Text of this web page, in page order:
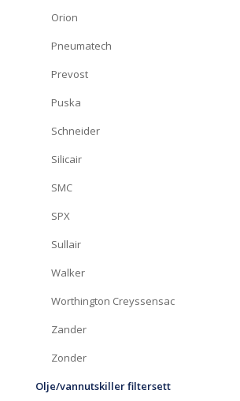
Orion
Pneumatech
Prevost
Puska
Schneider
Silicair
SMC
SPX
Sullair
Walker
Worthington Creyssensac
Zander
Zonder
Olje/vannutskiller filtersett